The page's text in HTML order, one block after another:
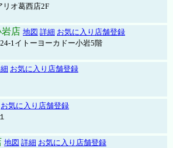
オ葛西店2F
店 地図 詳細 お気に入り店舗登録
1イトーヨーカドー小岩5階
お気に入り店舗登録
お気に入り店舗登録
地図 詳細 お気に入り店舗登録